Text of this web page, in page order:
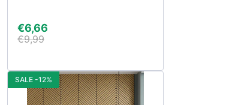
€6,66
€9,99
SALE -12%